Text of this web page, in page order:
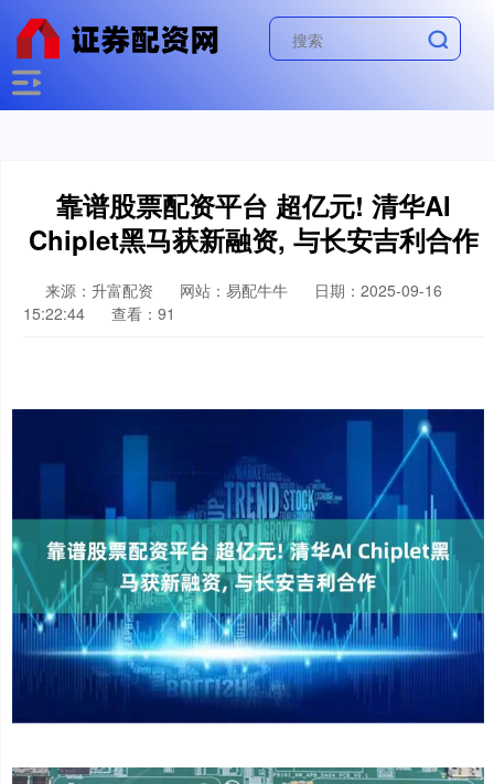
靠谱股票配资平台 超亿元! 清华AI
Chiplet黑马获新融资, 与长安吉利合作
来源：升富配资 网站：易配牛牛
日期：2025-09-16
15:22:44
查看：91